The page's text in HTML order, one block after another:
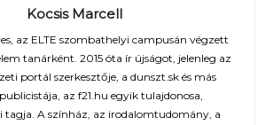
Kocsis Marcell
az ELTE szombathelyi campusán végzett
tanárként. 2015 óta ír újságot, jelenleg az
portál szerkesztője, a dunszt.sk és más
az f21.hu egyik tulajdonosa,
tagja. A színház, az irodalomtudomány, a